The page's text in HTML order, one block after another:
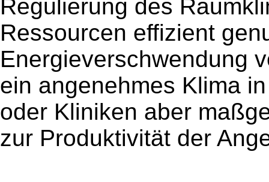
Regulierung des
Ressourcen effizient
Energieverschwendung
ein angenehmes Klima
oder Kliniken aber
zur Produktivität der